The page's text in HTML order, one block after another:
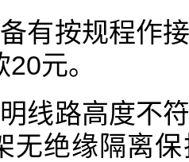
有按规程作
元。
线路高度不
无绝缘隔离